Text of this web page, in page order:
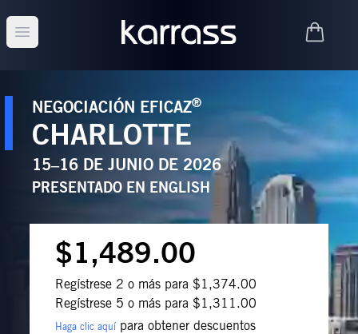
Open main menu
NEGOCIACIÓN EFICAZ®
CHARLOTTE
15–16 DE JUNIO DE 2026
PRESENTADO EN ENGLISH
$1,489.00
Regístrese 2 o más para $1,374.00
Regístrese 5 o más para $1,311.00
Haga clic aquí para obtener descuentos